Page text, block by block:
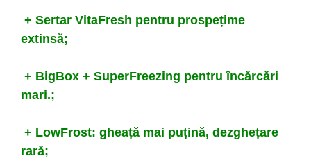
+ Sertar VitaFresh pentru prospețime
extinsă;
+ BigBox + SuperFreezing pentru încărcări
mari.;
+ LowFrost: gheață mai puțină, dezghețare
rară;